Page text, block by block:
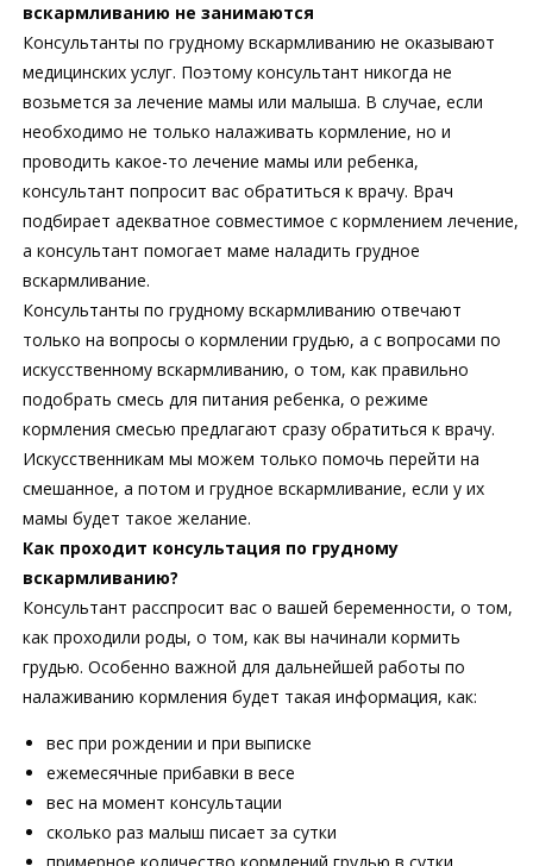
вскармливанию не занимаются
Консультанты по грудному вскармливанию не оказывают
медицинских услуг. Поэтому консультант никогда не
возьмется за лечение мамы или малыша. В случае, если
необходимо не только налаживать кормление, но и
проводить какое-то лечение мамы или ребенка,
консультант попросит вас обратиться к врачу. Врач
подбирает адекватное совместимое с кормлением лечение,
а консультант помогает маме наладить грудное
вскармливание.
Консультанты по грудному вскармливанию отвечают
только на вопросы о кормлении грудью, а с вопросами по
искусственному вскармливанию, о том, как правильно
подобрать смесь для питания ребенка, о режиме
кормления смесью предлагают сразу обратиться к врачу.
Искусственникам мы можем только помочь перейти на
смешанное, а потом и грудное вскармливание, если у их
мамы будет такое желание.
Как проходит консультация по грудному
вскармливанию?
Консультант расспросит вас о вашей беременности, о том,
как проходили роды, о том, как вы начинали кормить
грудью. Особенно важной для дальнейшей работы по
налаживанию кормления будет такая информация, как:
вес при рождении и при выписке
ежемесячные прибавки в весе
вес на момент консультации
сколько раз малыш писает за сутки